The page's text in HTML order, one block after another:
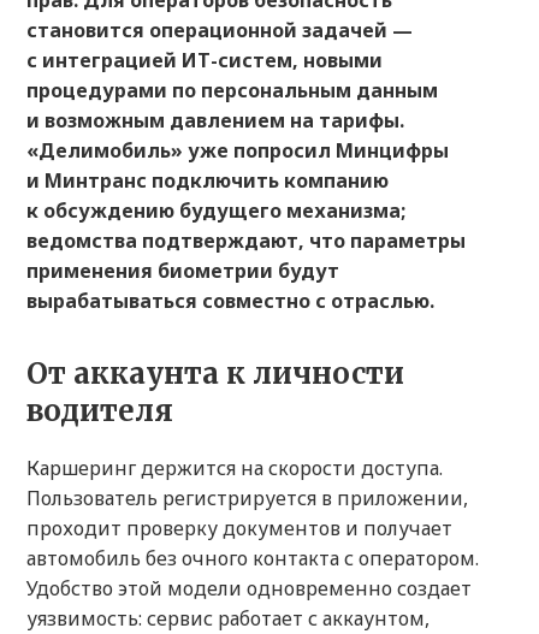
становится операционной задачей —
с интеграцией ИТ-систем, новыми
процедурами по персональным данным
и возможным давлением на тарифы.
«Делимобиль» уже попросил Минцифры
и Минтранс подключить компанию
к обсуждению будущего механизма;
ведомства подтверждают, что параметры
применения биометрии будут
вырабатываться совместно с отраслью.
От аккаунта к личности
водителя
Каршеринг держится на скорости доступа.
Пользователь регистрируется в приложении,
проходит проверку документов и получает
автомобиль без очного контакта с оператором.
Удобство этой модели одновременно создает
уязвимость: сервис работает с аккаунтом,